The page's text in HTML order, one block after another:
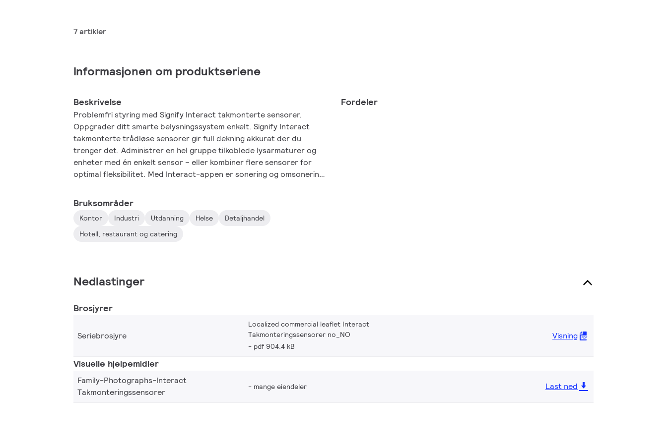
7 artikler
Informasjonen om produktseriene
Beskrivelse
Problemfri styring med Signify Interact takmonterte sensorer.
Oppgrader ditt smarte belysningssystem enkelt. Signify Interact
takmonterte trådløse sensorer gir full dekning akkurat der du
trenger det. Administrer en hel gruppe tilkoblede lysarmaturer og
enheter med én enkelt sensor – eller kombiner flere sensorer for
optimal fleksibilitet. Med Interact-appen er sonering og omsonering
Resultatet? Enestående energibesparelser og uovertruffen
Fordeler
Bruksområder
Kontor Industri Utdanning Helse
Detaljhandel
Hotell, restaurant og catering
Nedlastinger
Brosjyrer
Seriebrosjyre
Localized commercial leaflet Interact
Takmonteringssensorer no_NO
pdf 904.4 kB
Visning
Visuelle hjelpemidler
Family-Photographs-Interact
Takmonteringssensorer
mange eiendeler Last ned